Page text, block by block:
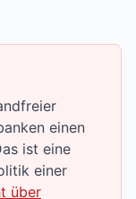
einen
ist eine
einer
über